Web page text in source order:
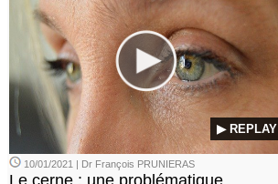
▶ REPLAY
10/01/2021 | Dr François PRUNIERAS
Le cerne : une problématique